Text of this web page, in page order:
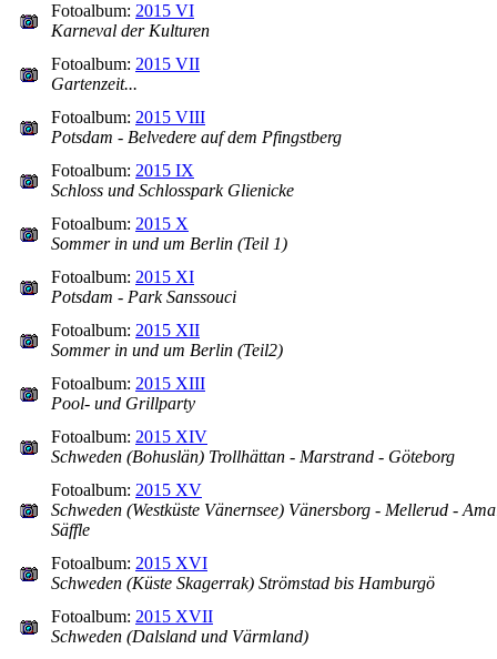
Fotoalbum: 2015 VI
Karneval der Kulturen
Fotoalbum: 2015 VII
Gartenzeit...
Fotoalbum: 2015 VIII
Potsdam - Belvedere auf dem Pfingstberg
Fotoalbum: 2015 IX
Schloss und Schlosspark Glienicke
Fotoalbum: 2015 X
Sommer in und um Berlin (Teil 1)
Fotoalbum: 2015 XI
Potsdam - Park Sanssouci
Fotoalbum: 2015 XII
Sommer in und um Berlin (Teil2)
Fotoalbum: 2015 XIII
Pool- und Grillparty
Fotoalbum: 2015 XIV
Schweden (Bohuslän) Trollhättan - Marstrand - Göteborg
Fotoalbum: 2015 XV
Schweden (Westküste Vänernsee) Vänersborg - Mellerud -
Säffle
Fotoalbum: 2015 XVI
Schweden (Küste Skagerrak) Strömstad bis Hamburgö
Fotoalbum: 2015 XVII
Schweden (Dalsland und Värmland)